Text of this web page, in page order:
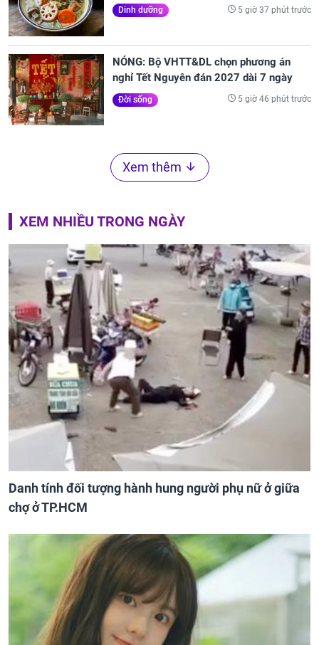
Dinh dưỡng 5 giờ 37 phút trước
NÓNG: Bộ VHTT&DL chọn phương án
nghỉ Tết Nguyên đán 2027 dài 7 ngày
Đời sống 5 giờ 46 phút trước
Xem thêm
XEM NHIỀU TRONG NGÀY
Danh tính đối tượng hành hung người phụ nữ ở giữa
chợ ở TP.HCM